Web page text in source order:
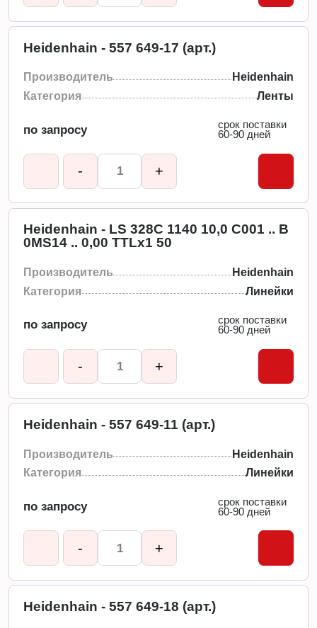
Heidenhain - 557 649-17 (арт.)
Производитель
Heidenhain
Категория
Ленты
по запросу
срок поставки
60-90 дней
- +
Heidenhain - LS 328C 1140 10,0 C001 .. B
0MS14 .. 0,00 TTLx1 50
Производитель
Heidenhain
Категория
Линейки
по запросу
срок поставки
60-90 дней
- +
Heidenhain - 557 649-11 (арт.)
Производитель
Heidenhain
Категория
Линейки
по запросу
срок поставки
60-90 дней
- +
Heidenhain - 557 649-18 (арт.)